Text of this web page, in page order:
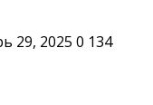
29, 2025 0 134